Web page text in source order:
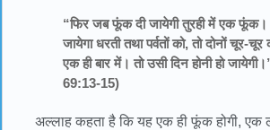
“फिर जब फूंक दी जायेगी तुरही में एक फूंक।
जायेगा धरती तथा पर्वतों को, तो दोनों चूर-
एक ही बार में। तो उसी दिन होनी हो
69:13-15)
अल्लाह कहता है कि यह एक ही फूंक होगी, एक